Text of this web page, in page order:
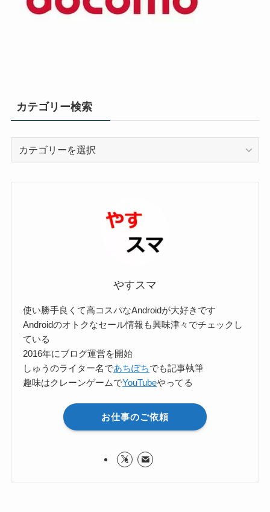
カテゴリー検索
やすスマ
使い勝手良くて高コスパなAndroidが大好きです
Androidのオトクなセール情報も興味津々でチェックし
ている
2016年にブログ運営を開始
しゅうのライター名であちぽちでも記事執筆
趣味はクレーンゲームでYouTubeやってる
お仕事のご依頼